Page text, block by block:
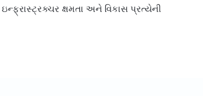
ક્ષમતા અને વિકાસ પ્રત્યેની